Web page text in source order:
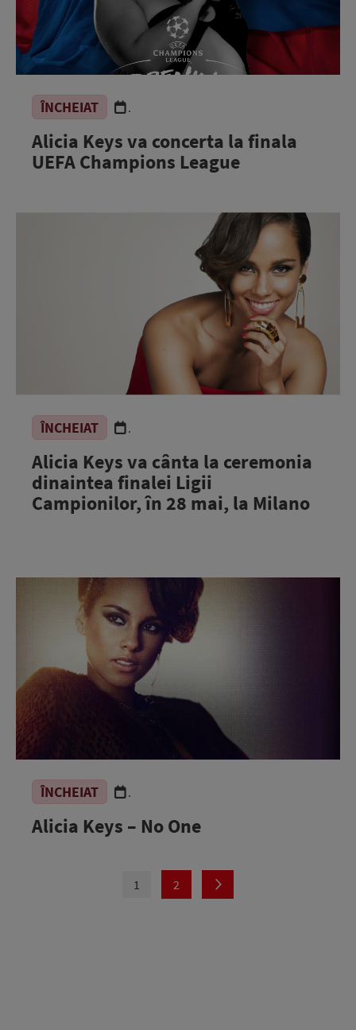
ÎNCHEIAT .
Alicia Keys va concerta la finala
UEFA Champions League
ÎNCHEIAT .
Alicia Keys va cânta la ceremonia
dinaintea finalei Ligii
Campionilor, în 28 mai, la Milano
ÎNCHEIAT .
Alicia Keys – No One
1 2